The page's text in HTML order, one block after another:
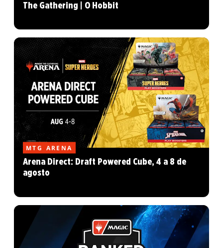
The Gathering | O Hobbit
MTG ARENA
Arena Direct: Draft Powered Cube, 4 a 8 de
agosto